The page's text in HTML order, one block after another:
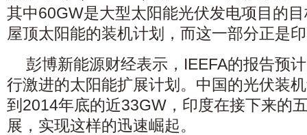
其中60GW是大型太阳能光伏发电项目的
屋顶太阳能的装机计划，而这一部分正是
彭博新能源财经表示，IEEFA的报告预
行激进的太阳能扩展计划。中国的光伏装
到2014年底的近33GW，印度在接下来的
展，实现这样的迅速崛起。